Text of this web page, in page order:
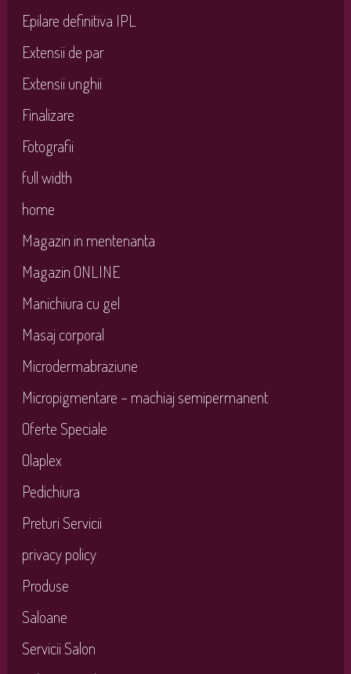
Epilare definitiva IPL
Extensii de par
Extensii unghii
Finalizare
Fotografii
full width
home
Magazin in mentenanta
Magazin ONLINE
Manichiura cu gel
Masaj corporal
Microdermabraziune
Micropigmentare – machiaj semipermanent
Oferte Speciale
Olaplex
Pedichiura
Preturi Servicii
privacy policy
Produse
Saloane
Servicii Salon